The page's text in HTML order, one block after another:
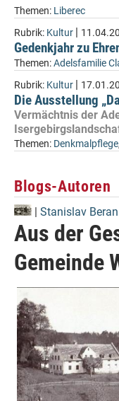
Themen: Liberec
Rubrik: Kultur |
Gedenkjahr zu
Themen:Adelsfamilie
Rubrik: Kultur |
Die Ausstellung
Vermächtnis der
Themen: Denkmalpflege,
Blogs-Autoren
| Stanislav Beran
Aus der
Gemeinde